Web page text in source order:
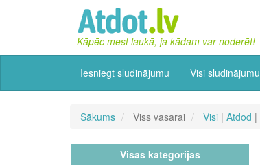
Kāpēc mest laukā, ja kādam var noderēt!
Iesniegt sludinājumu Visi sludinājumu
Sākums Viss vasarai Visi | Atdod |
Visas kategorijas